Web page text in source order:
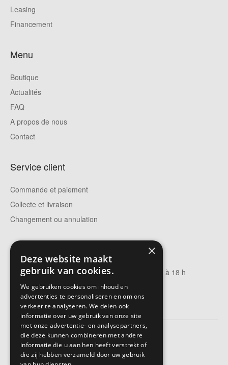
Leasing
Financement
Menu
Boutique
Actualités
FAQ
A propos de nous
Contact
Service client
Commande et paiement
Collecte et livraison
Changement ou annulation
Heures d'ouverture
Du mardi au vendredi : de 9 h à 12 h et de 13 h à 18 h
Samedi : de 9 h à 17 h
Fermé le lundi et le dimanche.
×
Deze website maakt
gebruik van cookies.
We gebruiken cookies om inhoud en
advertenties te personaliseren en om ons
verkeer te analyseren. We delen ook
informatie over uw gebruik van onze site
met onze advertentie- en analysepartners,
die deze kunnen combineren met andere
informatie die u aan hen heeft verstrekt of
die zij hebben verzameld door uw gebruik